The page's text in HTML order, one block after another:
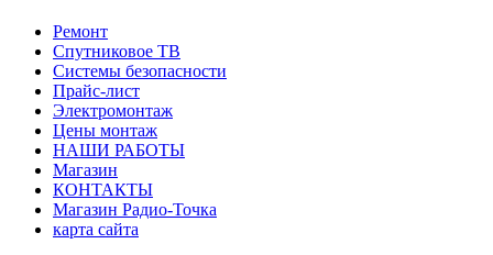
Ремонт
Спутниковое ТВ
Системы безопасности
Прайс-лист
Электромонтаж
Цены монтаж
НАШИ РАБОТЫ
Магазин
КОНТАКТЫ
Магазин Радио-Точка
карта сайта